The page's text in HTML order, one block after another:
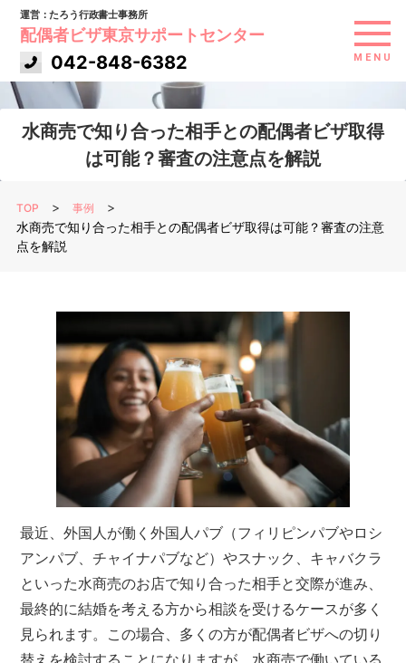
運営：たろう行政書士事務所
配偶者ビザ東京サポートセンター
042-848-6382 MENU
代表者あいさつ
ご依頼の流れ
お客様の声
料金表
アクセス
お電話、LINE、ZOOMでの
お問い合わせはこちら
無料相談予約フォーム
水商売で知り合った相手との配偶者ビザ取得
は可能？審査の注意点を解説
TOP > 事例
>
水商売で知り合った相手との配偶者ビザ取得は可能？審査の注意
点を解説
最近、外国人が働く外国人パブ（フィリピンパブやロシ
アンパブ、チャイナパブなど）やスナック、キャバクラ
といった水商売のお店で知り合った相手と交際が進み、
最終的に結婚を考える方から相談を受けるケースが多く
見られます。この場合、多くの方が配偶者ビザへの切り
替えを検討することになりますが、水商売で働いている